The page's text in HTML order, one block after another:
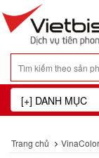
Trang chủ VinaColor